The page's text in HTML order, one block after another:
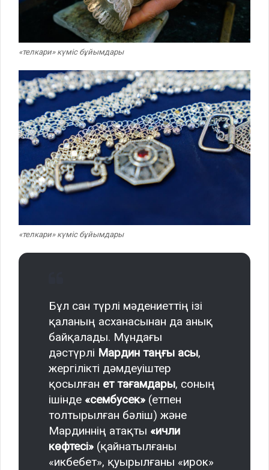
«телкари» күміс бұйымдары
«телкари» күміс бұйымдары
Бұл сан түрлі мәдениеттің ізі
қаланың асханасынан да анық
байқалады. Мұндағы
дәстүрлі Мардин таңғы асы,
жергілікті дәмдеуіштер
қосылған ет тағамдары, соның
ішінде «сембусек» (етпен
толтырылған бәліш) және
Мардиннің атақты «ичли
көфтесі» (қайнатылғаны
«икбебет», қуырылғаны «ирок»